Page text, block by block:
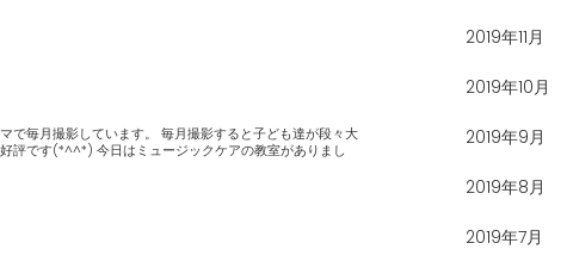
2019年11月
2019年10月
2019年9月
2019年8月
2019年7月